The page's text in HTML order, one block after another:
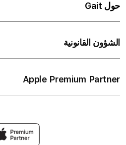
حول Gait
الشؤون القانونية
Apple Premium Partner